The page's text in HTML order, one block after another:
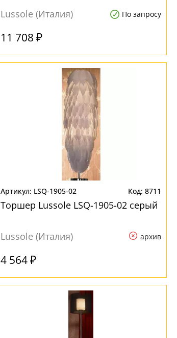
Lussole (Италия) По запросу
11 708 ₽
LSQ-1905-02 8711
Торшер Lussole LSQ-1905-02 серый
Lussole (Италия) архив
4 564 ₽